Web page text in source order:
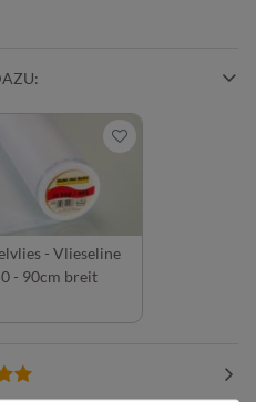
- Vlieseline
- 90cm breit